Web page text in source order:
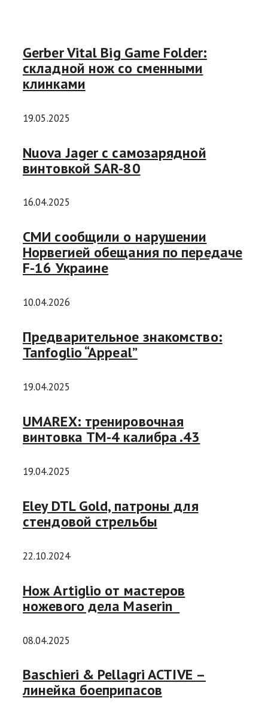
Gerber Vital Big Game Folder:
складной нож со сменными
клинками
19.05.2025
Nuova Jager с самозарядной
винтовкой SAR-80
16.04.2025
СМИ сообщили о нарушении
Норвегией обещания по передаче
F-16 Украине
10.04.2026
Предварительное знакомство:
Tanfoglio “Appeal”
19.04.2025
UMAREX: тренировочная
винтовка TM-4 калибра .43
19.04.2025
Eley DTL Gold, патроны для
стендовой стрельбы
22.10.2024
Нож Artiglio от мастеров
ножевого дела Maserin
08.04.2025
Baschieri & Pellagri ACTIVE –
линейка боеприпасов